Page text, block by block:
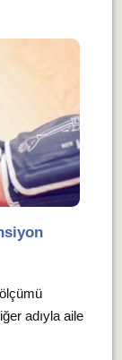
adıyla aile